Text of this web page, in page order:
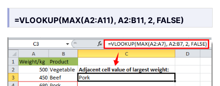
=VLOOKUP(MAX(A2:A11), A2:B11, 2, FALSE)